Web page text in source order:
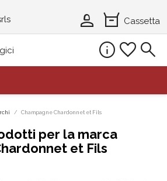
orders Cassetta
person_2
infofavoritesearch
Champagne Chardonnet et Fils
per la marca
et Fils